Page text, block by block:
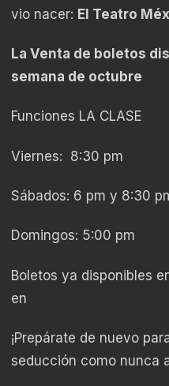
vio nacer: El Teatro
La Venta de boletos
semana de octubre
Funciones LA CLASE
Viernes: 8:30 pm
Sábados: 6 pm y 8:30
Domingos: 5:00 pm
Boletos ya disponibles
en
¡Prepárate de nuevo
seducción como nunca